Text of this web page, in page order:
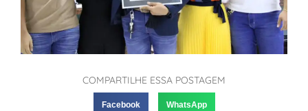
COMPARTILHE ESSA POSTAGEM
Facebook WhatsApp